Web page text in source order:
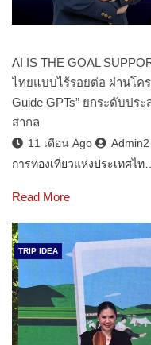
AI IS THE GOAL
ไทยแบบไร้รอยต่อ ผ่านโคร
Guide GPTs” ยกระดับปร
สากล
11 เดือน Ago
Admin2
การท่องเที่ยวแห่งประเทศไท…
Read More
TRIP IDEA